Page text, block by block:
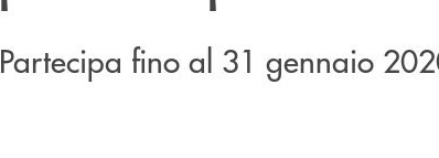
Partecipa fino al 31 gennaio